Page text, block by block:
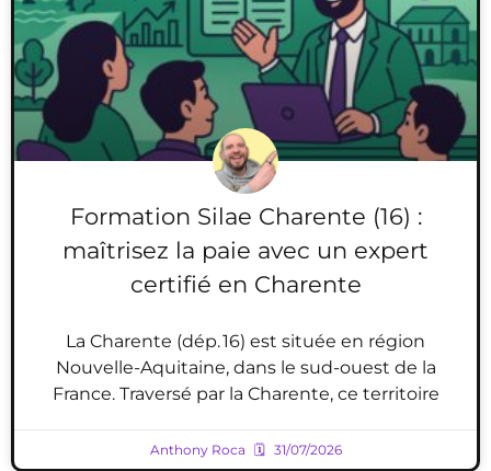
Formation Silae Charente (16) :
maîtrisez la paie avec un expert
certifié en Charente
La Charente (dép. 16) est située en région
Nouvelle-Aquitaine, dans le sud-ouest de la
France. Traversé par la Charente, ce territoire
Anthony Roca 31/07/2026